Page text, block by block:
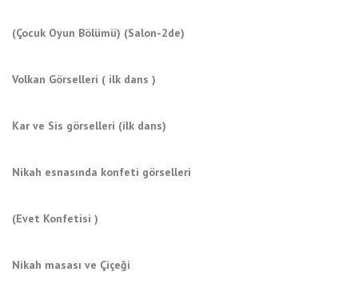
(Çocuk Oyun Bölümü) (Salon-2de)
Volkan Görselleri ( ilk dans )
Kar ve Sis görselleri (ilk dans)
Nikah esnasında konfeti görselleri
(Evet Konfetisi )
Nikah masası ve Çiçeği